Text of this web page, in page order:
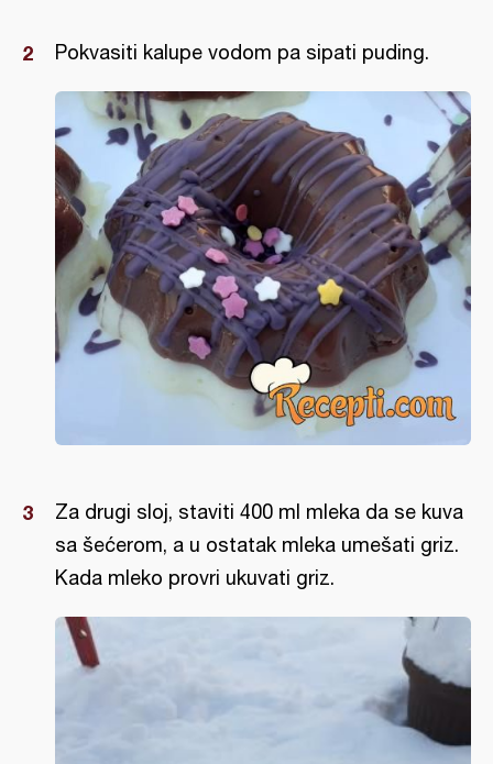
Pokvasiti kalupe vodom pa sipati puding.
Za drugi sloj, staviti 400 ml mleka da se kuva
sa šećerom, a u ostatak mleka umešati griz.
Kada mleko provri ukuvati griz.